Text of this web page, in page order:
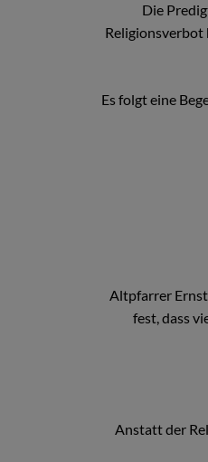
Die
Religionsverbot
Es folgt eine
Altpfarrer
fest, dass
Anstatt der